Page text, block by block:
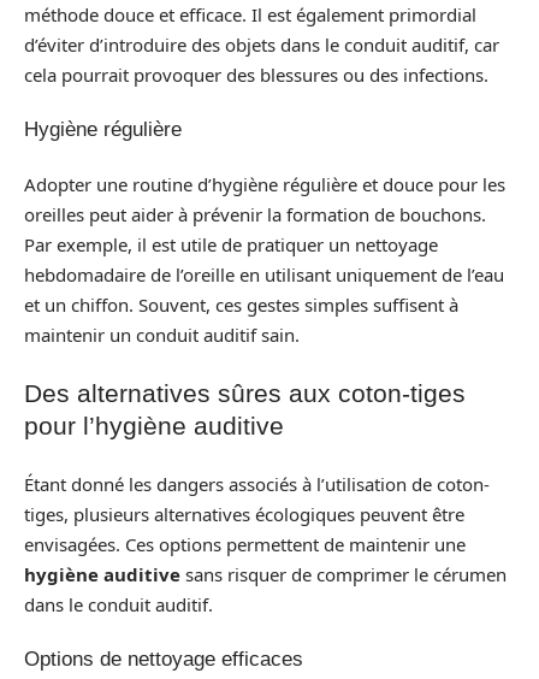
méthode douce et efficace. Il est également primordial
d’éviter d’introduire des objets dans le conduit auditif, car
cela pourrait provoquer des blessures ou des infections.
Hygiène régulière
Adopter une routine d’hygiène régulière et douce pour les
oreilles peut aider à prévenir la formation de bouchons.
Par exemple, il est utile de pratiquer un nettoyage
hebdomadaire de l’oreille en utilisant uniquement de l’eau
et un chiffon. Souvent, ces gestes simples suffisent à
maintenir un conduit auditif sain.
Des alternatives sûres aux coton-tiges
pour l’hygiène auditive
Étant donné les dangers associés à l’utilisation de coton-
tiges, plusieurs alternatives écologiques peuvent être
envisagées. Ces options permettent de maintenir une
hygiène auditive sans risquer de comprimer le cérumen
dans le conduit auditif.
Options de nettoyage efficaces